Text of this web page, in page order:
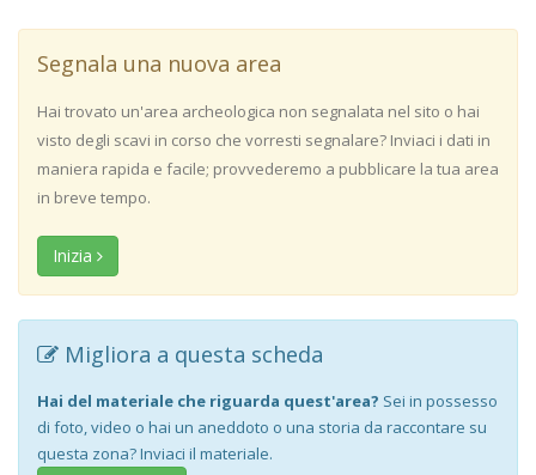
Segnala una nuova area
Hai trovato un'area archeologica non segnalata nel sito o hai
visto degli scavi in corso che vorresti segnalare? Inviaci i dati in
maniera rapida e facile; provvederemo a pubblicare la tua area
in breve tempo.
Inizia
Migliora a questa scheda
Hai del materiale che riguarda quest'area? Sei in possesso
di foto, video o hai un aneddoto o una storia da raccontare su
questa zona? Inviaci il materiale.